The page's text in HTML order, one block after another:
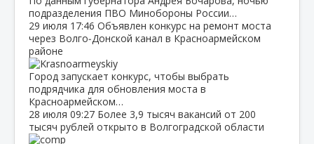
подразделения ПВО Минобороны России…
29 июля 17:46 Объявлен конкурс на ремонт моста
через Волго‑Донской канал в Красноармейском
районе
Город запускает конкурс, чтобы выбрать
подрядчика для обновления моста в
Красноармейском…
28 июля 09:27 Более 3,9 тысяч вакансий от 200
тысяч рублей открыто в Волгоградской области